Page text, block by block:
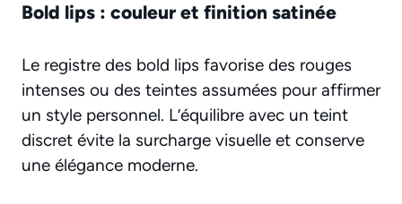
Bold lips : couleur et finition satinée
Le registre des bold lips favorise des rouges
intenses ou des teintes assumées pour affirmer
un style personnel. L’équilibre avec un teint
discret évite la surcharge visuelle et conserve
une élégance moderne.